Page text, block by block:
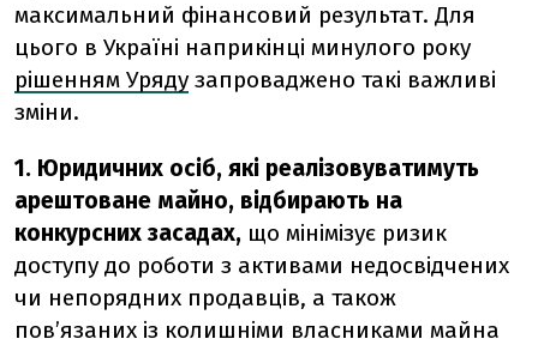
максимальний фінансовий результат. Для
цього в Україні наприкінці минулого року
рішенням Уряду запроваджено такі важливі
зміни.
1. Юридичних осіб, які реалізовуватимуть
арештоване майно, відбирають на
конкурсних засадах, що мінімізує ризик
доступу до роботи з активами недосвідчених
чи непорядних продавців, а також
пов’язаних із колишніми власниками майна